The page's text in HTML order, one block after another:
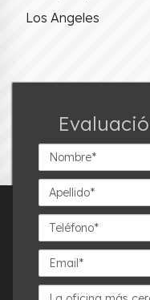
Los Angeles
Nombre*
Apellido*
Teléfono*
Email*
La